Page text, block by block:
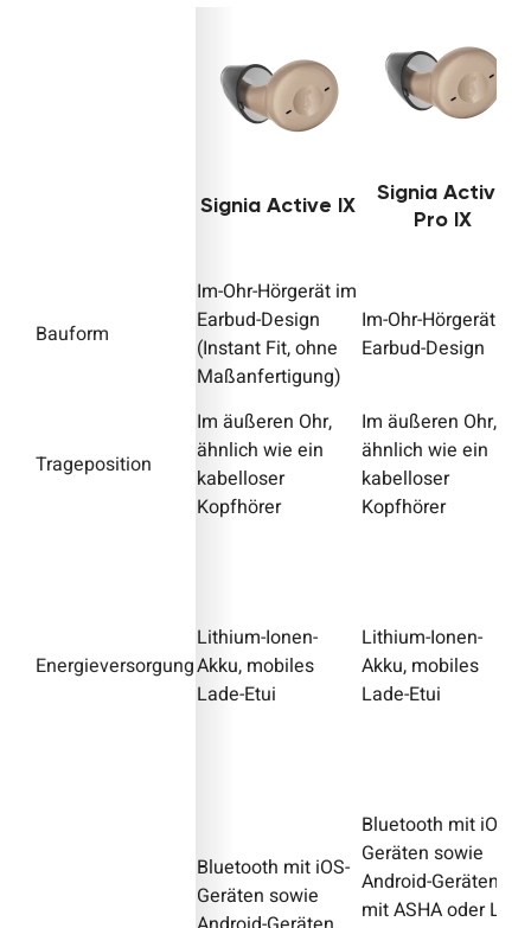
SigniaActive IX Signia Active
Pro IX
Bauform
Im-Ohr-Hörgerät im
Earbud-Design
(Instant Fit, ohne
Maßanfertigung)
Im-Ohr-Hörgerät im
Earbud-Design
Trageposition
Im äußeren Ohr,
ähnlich wie ein
kabelloser
Kopfhörer
Im äußeren Ohr,
ähnlich wie ein
kabelloser
Kopfhörer
Energieversorgung
Lithium-Ionen-
Akku, mobiles
Lade-Etui
Lithium-Ionen-
Akku, mobiles
Lade-Etui
Bluetooth mit iOS-
Geräten sowie
Bluetooth mit iOS-
Geräten sowie
Android-Geräten
mit ASHA oder LE